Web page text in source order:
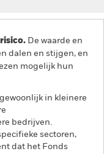
De waarde en
dalen en stijgen, en
mogelijk hun
in kleinere
bedrijven.
sectoren,
dat het Fonds